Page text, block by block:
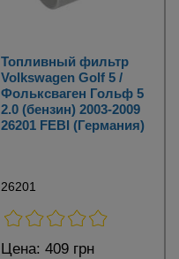
Топливный фильтр
Volkswagen Golf 5 /
Фольксваген Гольф 5
2.0 (бензин) 2003-2009
26201 FEBI (Германия)
26201
Цена: 409 грн